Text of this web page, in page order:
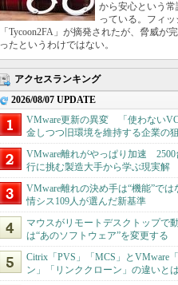
から安心という
っている。フィッ
「Tycoon2FA」が摘発されたが、脅威が
ったというわけではない。
アクセスランキング
2026/08/07 UPDATE
VMware更新の異変 「使わない
金しつつ旧環境を維持する企業の
VMware離れがやっぱり加速
行に挑む製造大手から学ぶ現実解
VMware離れの決め手は“機能”で
情シス109人が選んだ新基準
マウスがリモートデスクトップで
は“あのソフトウェア”を変更する
Citrix「PVS」「MCS」とVMware
ン」「リンククローン」の違いと